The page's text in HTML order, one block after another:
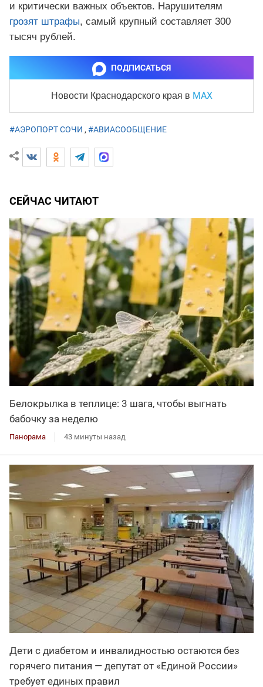
и критически важных объектов. Нарушителям
грозят штрафы, самый крупный составляет 300
тысяч рублей.
ПОДПИСАТЬСЯ
Новости Краснодарского края в MAX
#АЭРОПОРТ СОЧИ , #АВИАСООБЩЕНИЕ
СЕЙЧАС ЧИТАЮТ
Белокрылка в теплице: 3 шага, чтобы выгнать
бабочку за неделю
Панорама 43 минуты назад
Дети с диабетом и инвалидностью остаются без
горячего питания — депутат от «Единой России»
требует единых правил